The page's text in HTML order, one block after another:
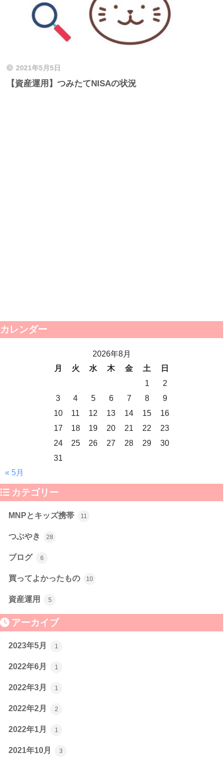
2021年5月5日
【資産運用】つみたてNISAの状況
カレンダー
2026年8月
月
火 水 木 金 土
日
1
2
3
4 5 6 7 8
9
10
11 12 13 14 15
16
17
18 19 20 21 22
23
24
25 26 27 28 29
30
31
« 5月
カテゴリー
MNPとキッズ携帯 11
つぶやき 28
ブログ 6
買ってよかったもの 10
資産運用 5
アーカイブ
2023年5月 1
2022年6月 1
2022年3月 1
2022年2月 2
2022年1月 1
2021年10月 3